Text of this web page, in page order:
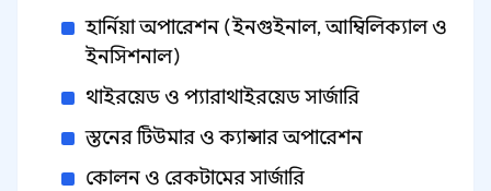
হার্নিয়া অপারেশন (ইনগুইনাল, আম্বিলিক্যাল ও
ইনসিশনাল)
থাইরয়েড ও প্যারাথাইরয়েড সার্জারি
স্তনের টিউমার ও ক্যান্সার অপারেশন
কোলন ও রেকটামের সার্জারি